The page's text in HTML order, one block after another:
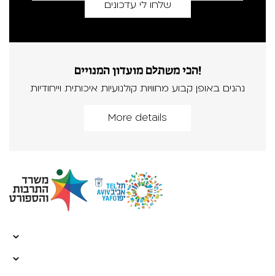
הכי משתלם מועדון המנויים!
נהנים באופן קבוע מחוויות קולנועיות איכותית וייחודיות
More details